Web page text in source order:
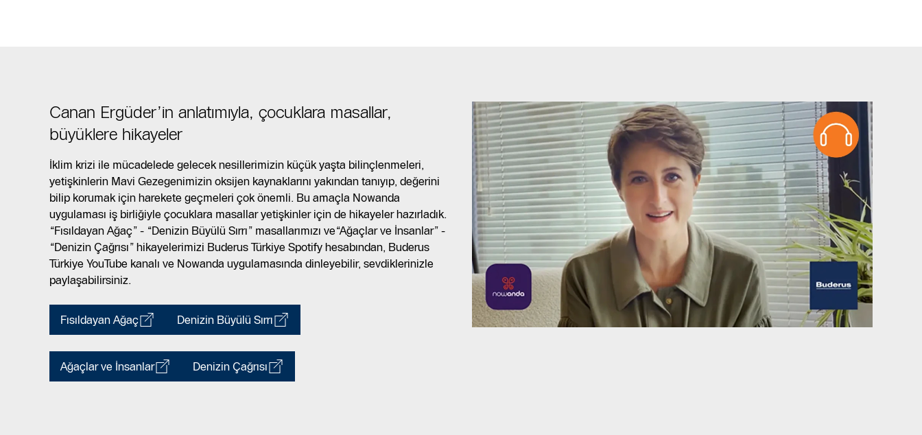
Canan Ergüder’in anlatımıyla, çocuklara masallar,
büyüklere hikayeler
İklim krizi ile mücadelede gelecek nesillerimizin küçük yaşta bilinçlenmeleri,
yetişkinlerin Mavi Gezegenimizin oksijen kaynaklarını yakından tanıyıp, değerini
bilip korumak için harekete geçmeleri çok önemli. Bu amaçla Nowanda
uygulaması iş birliğiyle çocuklara masallar yetişkinler için de hikayeler hazırladık.
“Fısıldayan Ağaç” - “Denizin Büyülü Sırrı” masallarımızı ve“Ağaçlar ve İnsanlar” -
“Denizin Çağrısı” hikayelerimizi Buderus Türkiye Spotify hesabından, Buderus
Türkiye YouTube kanalı ve Nowanda uygulamasında dinleyebilir, sevdiklerinizle
paylaşabilirsiniz.
Fısıldayan Ağaç Denizin Büyülü Sırrı
Ağaçlar ve İnsanlar Denizin Çağrısı